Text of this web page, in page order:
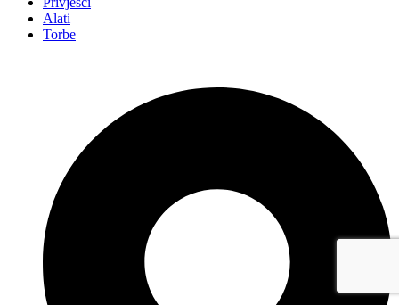
Alati
Torbe